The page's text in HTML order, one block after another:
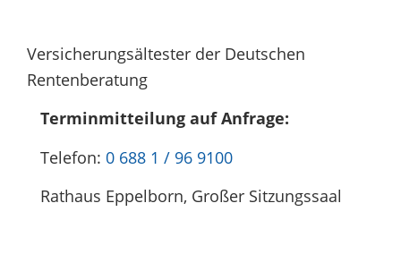
Versicherungsältester der Deutschen
Rentenberatung
Terminmitteilung auf Anfrage:
Telefon: 0 688 1 / 96 9100
Rathaus Eppelborn, Großer Sitzungssaal